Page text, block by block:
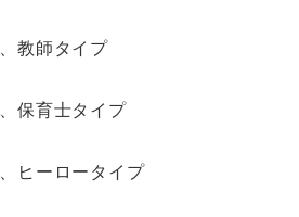
教師タイプ
保育士タイプ
ヒーロータイプ